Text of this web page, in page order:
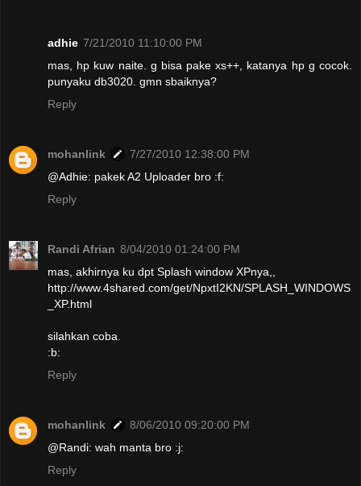
adhie 7/21/2010 11:10:00 PM
mas, hp kuw naite. g bisa pake xs++, katanya hp g cocok.
punyaku db3020. gmn sbaiknya?
Reply
mohanlink
7/27/2010 12:38:00 PM
@Adhie: pakek A2 Uploader bro :f:
Reply
Randi Afrian 8/04/2010 01:24:00 PM
mas, akhirnya ku dpt Splash window XPnya,,
http://www.4shared.com/get/NpxtI2KN/SPLASH_WINDOWS
_XP.html
silahkan coba.
:b:
Reply
mohanlink
8/06/2010 09:20:00 PM
@Randi: wah manta bro :j:
Reply